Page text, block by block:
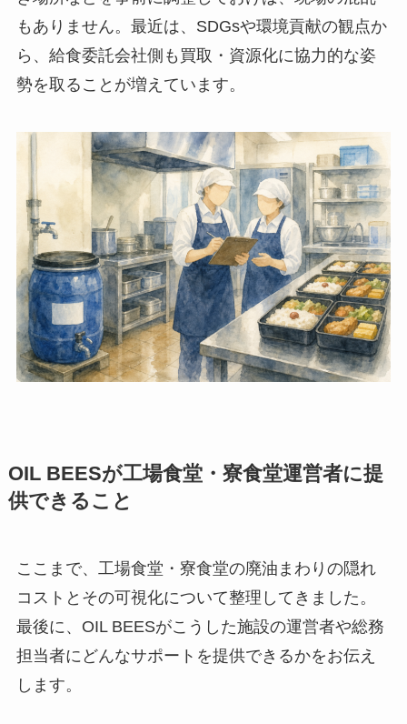
もありません。最近は、SDGsや環境貢献の観点か
ら、給食委託会社側も買取・資源化に協力的な姿
勢を取ることが増えています。
OIL BEESが工場食堂・寮食堂運営者に提
供できること
ここまで、工場食堂・寮食堂の廃油まわりの隠れ
コストとその可視化について整理してきました。
最後に、OIL BEESがこうした施設の運営者や総務
担当者にどんなサポートを提供できるかをお伝え
します。